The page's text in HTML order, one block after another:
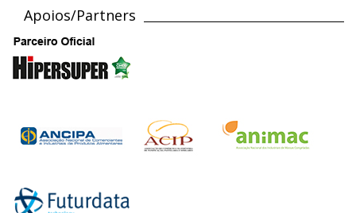
Apoios/Partners